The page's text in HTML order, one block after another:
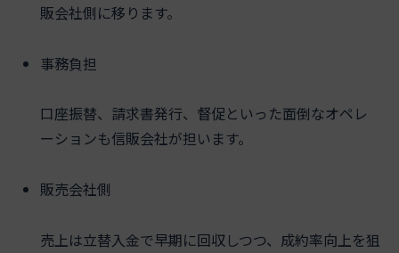
販会社側に移ります。
事務負担
口座振替、請求書発行、督促といった面倒なオペレ
ーションも信販会社が担います。
販売会社側
売上は立替入金で早期に回収しつつ、成約率向上を狙